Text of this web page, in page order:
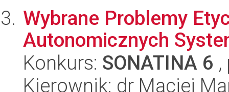
Wybrane Problemy
Autonomicznych
Konkurs: SONATINA 6
Kierownik: dr Maciej